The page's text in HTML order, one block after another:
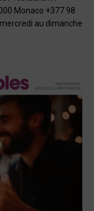
Monaco +377 98
au dimanche